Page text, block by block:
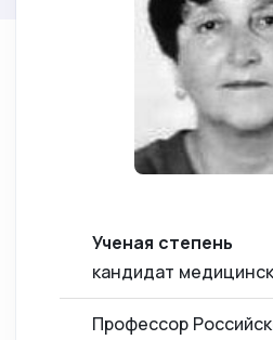
Ученая степень
кандидат
Профессор